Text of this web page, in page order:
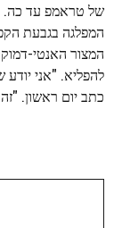
של טראמפ עד כה.
המפלגה בגבעת
המצור האנטי-
להפליא. "אני
כתב יום ראשון.